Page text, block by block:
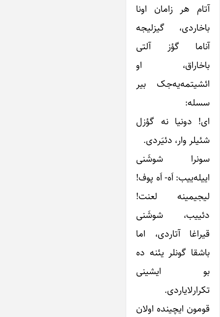
آتام هر زامان اونا
باخاردی، گیزلیجه
آناما گؤز آلتی
باخاراق، او
ائشیتمه‌یه‌جک بیر
سسله:
ای! دونیا نه گؤزل
شئیلر وار، دئیَردی.
سونرا شوشَنی
اییله‌ییب: اَه- اَه پوف!
لیجیمینه لعنت!
دئییب، شوشَنی
قیراغا آتاردی، اما
باشقا گونلر یئنه ده
بو ایشینی
تکرارلایاردی.
قومون ایچینده اولان